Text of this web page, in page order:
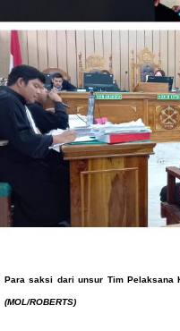
Para saksi dari unsur Tim Pelaksana
(MOL/ROBERTS)